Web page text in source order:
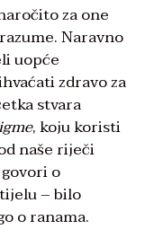
za one
Naravno
uopće
zdravo za
stvara
, koju koristi
naše riječi
o
– bilo
o ranama.